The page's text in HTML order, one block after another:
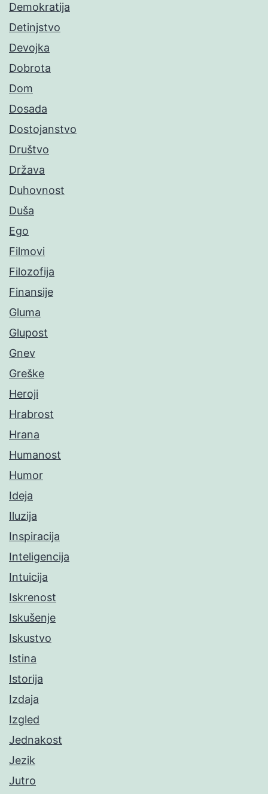
Demokratija
Detinjstvo
Devojka
Dobrota
Dom
Dosada
Dostojanstvo
Društvo
Država
Duhovnost
Duša
Ego
Filmovi
Filozofija
Finansije
Gluma
Glupost
Gnev
Greške
Heroji
Hrabrost
Hrana
Humanost
Humor
Ideja
Iluzija
Inspiracija
Inteligencija
Intuicija
Iskrenost
Iskušenje
Iskustvo
Istina
Istorija
Izdaja
Izgled
Jednakost
Jezik
Jutro